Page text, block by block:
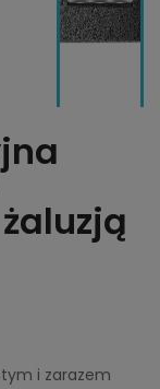
i zarazem